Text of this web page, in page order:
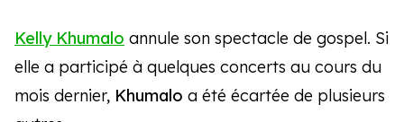
Kelly Khumalo annule son spectacle de gospel. Si
elle a participé à quelques concerts au cours du
mois dernier, Khumalo a été écartée de plusieurs